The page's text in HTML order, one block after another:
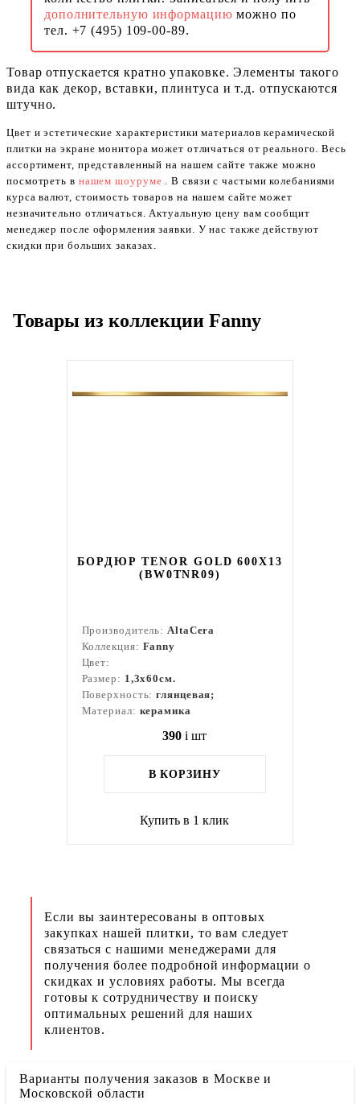
дополнительную информациюможно по
тел. +7 (495) 109-00-89.
Товар отпускается кратно упаковке. Элементы такого
вида как декор, вставки, плинтуса и т.д. отпускаются
штучно.
Цвет и эстетические характеристики материалов керамической
плитки на экране монитора может отличаться от реального. Весь
ассортимент, представленный на нашем сайте также можно
посмотреть в нашем шоуруме . В связи с частыми колебаниями
курса валют, стоимость товаров на нашем сайте может
незначительно отличаться. Актуальную цену вам сообщит
менеджер после оформления заявки. У нас также действуют
скидки при больших заказах.
Товары из коллекции Fanny
БОРДЮР TENOR GOLD 600X13
(BW0TNR09)
Производитель:AltaCera
Коллекция: Fanny
Цвет:
Размер: 1,3x60см.
Поверхность:глянцевая;
Материал: керамика
390 i шт
В КОРЗИНУ
Купить в 1 клик
Если вы заинтересованы в оптовых
закупках нашей плитки, то вам следует
связаться с нашими менеджерами для
получения более подробной информации о
скидках и условиях работы. Мы всегда
готовы к сотрудничеству и поиску
оптимальных решений для наших
клиентов.
Варианты получения заказов в Москве и
Московской области